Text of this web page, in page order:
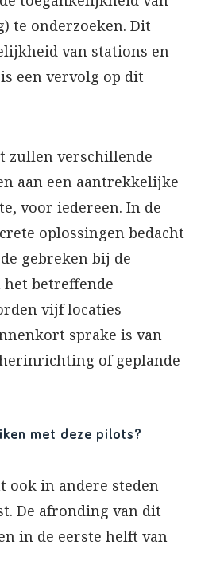
te onderzoeken. Dit
van stations en
een vervolg op dit
zullen verschillende
aan een aantrekkelijke
voor iedereen. In de
oplossingen bedacht
gebreken bij de
betreffende
vijf locaties
sprake is van
of geplande
met deze pilots?
ook in andere steden
De afronding van dit
in de eerste helft van